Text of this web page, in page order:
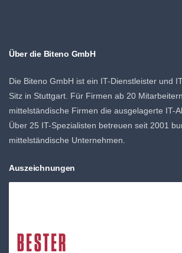
Über die Biteno GmbH
Die Biteno GmbH ist ein IT-Dienstleister und
Sitz in Stuttgart. Für Firmen ab 20
mittelständische Firmen die ausgelagerte IT-
Über 25 IT-Spezialisten betreuen seit 2001
mittelständische Unternehmen.
Auszeichnungen